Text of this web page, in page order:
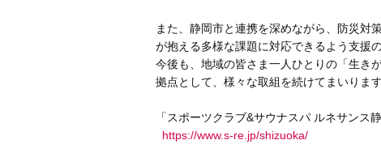
また、静岡市と連携を深めながら、防災対
が抱える多様な課題に対応できるよう支援
今後も、地域の皆さま一人ひとりの「生き
拠点として、様々な取組を続けてまいります
「スポーツクラブ&サウナスパ ルネサンス
https://www.s-re.jp/shizuoka/